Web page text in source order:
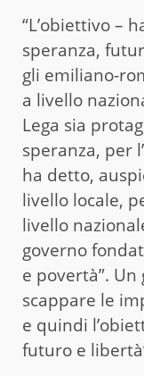
“L’obiettivo –
speranza,
gli emiliano-
a livello
Lega sia
speranza, per
ha detto,
livello locale,
livello
governo
e povertà”. Un
scappare le
e quindi
futuro e